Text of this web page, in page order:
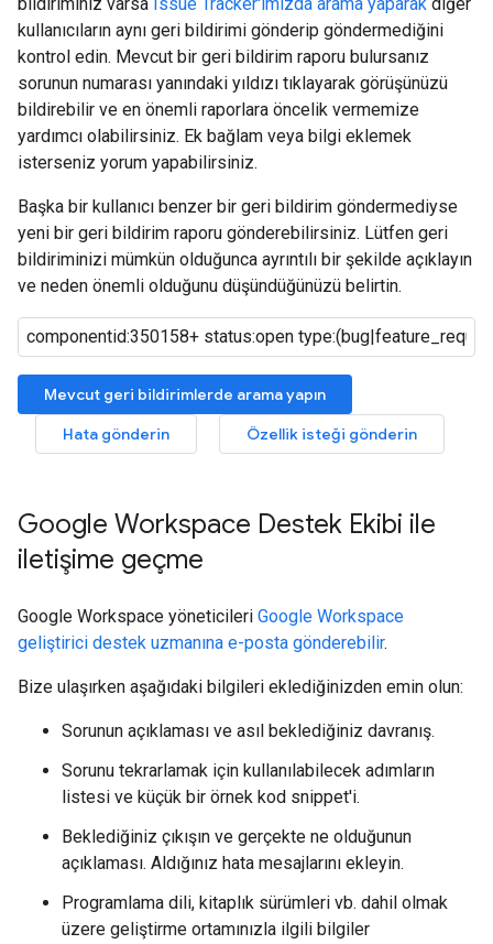
kullanıcıların aynı geri bildirimi gönderip göndermediğini
kontrol edin. Mevcut bir geri bildirim raporu bulursanız
sorunun numarası yanındaki yıldızı tıklayarak görüşünüzü
bildirebilir ve en önemli raporlara öncelik vermemize
yardımcı olabilirsiniz. Ek bağlam veya bilgi eklemek
isterseniz yorum yapabilirsiniz.
Başka bir kullanıcı benzer bir geri bildirim göndermediyse
yeni bir geri bildirim raporu gönderebilirsiniz. Lütfen geri
bildiriminizi mümkün olduğunca ayrıntılı bir şekilde açıklayın
ve neden önemli olduğunu düşündüğünüzü belirtin.
Mevcut geri bildirimlerde arama yapın
Hata gönderin
Özellik isteği gönderin
Google Workspace Destek Ekibi ile
iletişime geçme
Google Workspace yöneticileri Google Workspace
geliştirici destek uzmanına e-posta gönderebilir.
Bize ulaşırken aşağıdaki bilgileri eklediğinizden emin olun:
Sorunun açıklaması ve asıl beklediğiniz davranış.
Sorunu tekrarlamak için kullanılabilecek adımların
listesi ve küçük bir örnek kod snippet'i.
Beklediğiniz çıkışın ve gerçekte ne olduğunun
açıklaması. Aldığınız hata mesajlarını ekleyin.
Programlama dili, kitaplık sürümleri vb. dahil olmak
üzere geliştirme ortamınızla ilgili bilgiler